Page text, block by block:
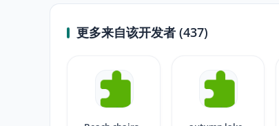
更多来自该开发者 (437)